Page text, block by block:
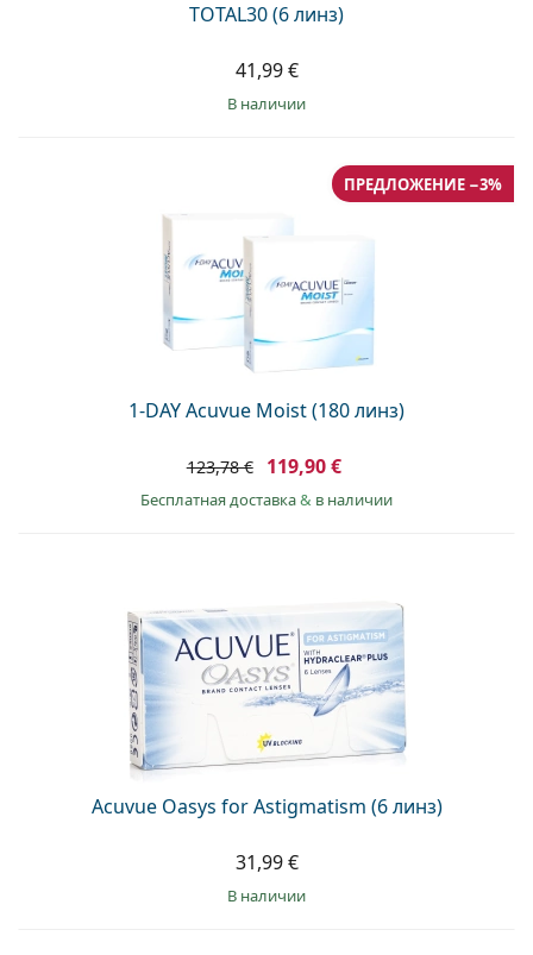
TOTAL30 (6 линз)
41,99 €
в наличии
1-DAY Acuvue Moist (180 линз)
ПРЕДЛОЖЕНИЕ −3%
123,78 € 119,90 €
Бесплатная доставка& в наличии
Acuvue Oasys for Astigmatism (6 линз)
31,99 €
в наличии